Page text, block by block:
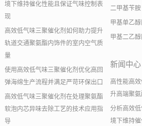
境下维持催化性能且保证气味控制表
现
高效低气味三聚催化剂如何助力提升
轨道交通聚氨酯内饰件的室内空气质
量
使用高效低气味三聚催化剂优化高回
弹海绵生产流程并满足严苛环保出口
高效低气味三聚催化剂在处理聚氨酯
软泡内芯异味去除工艺的技术应用指
导
二甲基苄胺
甲基单乙
甲基二乙醇
新闻中心
高性能高
升高端聚
分析高效
境下维持